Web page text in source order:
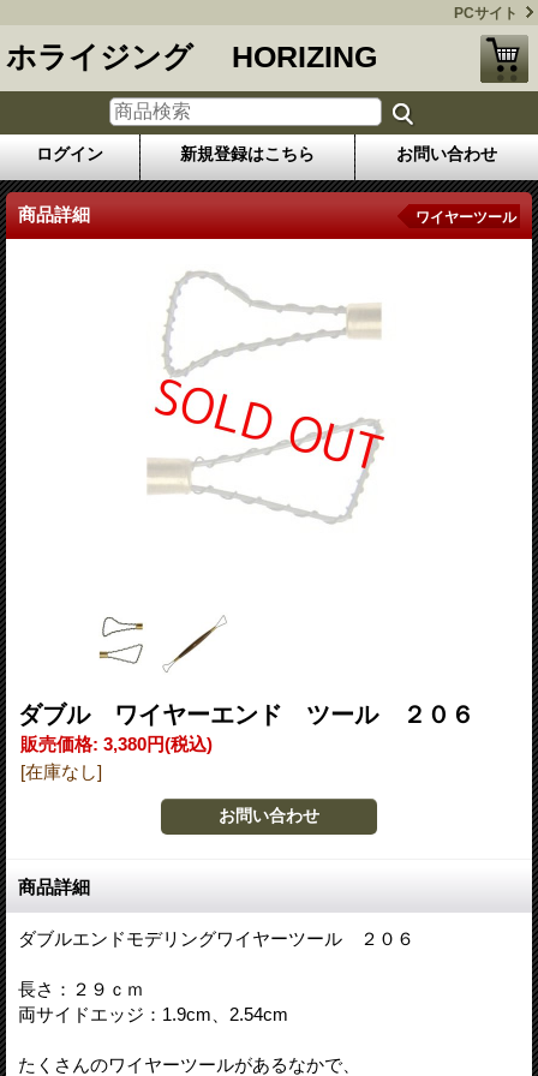
PCサイト
ホライジング HORIZING
ログイン 新規登録はこちら お問い合わせ
商品詳細 ワイヤーツール
ダブル ワイヤーエンド ツール ２０６
販売価格: 3,380円(税込)
[在庫なし]
商品詳細
ダブルエンドモデリングワイヤーツール ２０６
長さ：２９ｃｍ
両サイドエッジ：1.9cm、2.54cm
たくさんのワイヤーツールがあるなかで、